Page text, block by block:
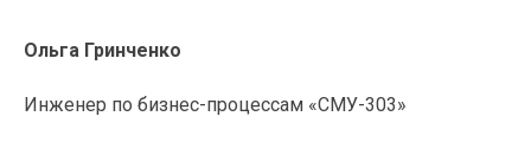
Ольга Гринченко
Инженер по бизнес-процессам «СМУ-303»